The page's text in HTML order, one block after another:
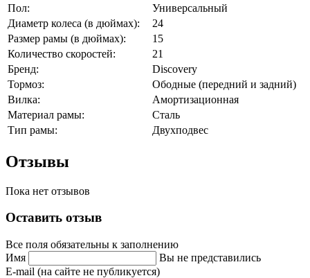
Пол:
Универсальный
Диаметр колеса (в дюймах):
24
Размер рамы (в дюймах):
15
Количество скоростей:
21
Бренд:
Discovery
Тормоз:
Ободные (передний и задний)
Вилка:
Амортизационная
Материал рамы:
Сталь
Тип рамы:
Двухподвес
Отзывы
Пока нет отзывов
Оставить отзыв
Все поля обязательны к заполнению
Имя
Вы не представились
E-mail (на сайте не публикуется)